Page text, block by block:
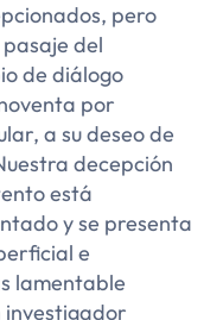
pero
del
de diálogo
por
a su deseo de
decepción
está
y se presenta
e
lamentable
investigador